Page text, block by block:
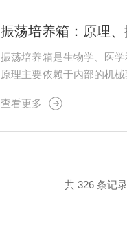
振荡培养箱：原理
振荡培养箱是生物学、医
原理主要依赖于内部的机
养皿或培养基中，并将其放
查看更多
共 326 条记